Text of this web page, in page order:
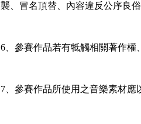
襲、冒名頂替、內容違反公序良
6、參賽作品若有牴觸相關著作權
7、參賽作品所使用之音樂素材應